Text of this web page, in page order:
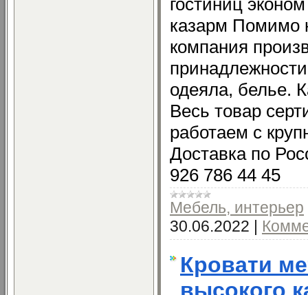
казарм Помимо
компания
одеяла, белье.
Весь товар
работаем с
Доставка по
926 786 44 45
Мебель, интерьер
30.06.2022 |
Кровати